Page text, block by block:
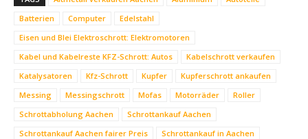
Batterien
Computer
Edelstahl
Eisen und Blei Elektroschrott: Elektromotoren
Kabel und Kabelreste KFZ-Schrott: Autos
Kabelschrott verkaufen
Katalysatoren
Kfz-Schrott Kupfer
Kupferschrott ankaufen
Messing
Messingschrott Mofas Motorräder
Roller
Schrottabholung Aachen
Schrottankauf Aachen
Schrottankauf Aachen fairer Preis
Schrottankauf in Aachen